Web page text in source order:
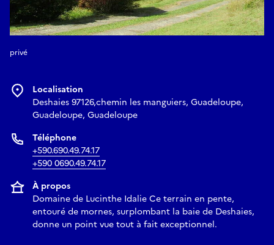
privé
Localisation
Deshaies 97126,chemin les manguiers, Guadeloupe,
Guadeloupe, Guadeloupe
Téléphone
+590.690.49.74.17
+590 0690.49.74.17
À propos
Domaine de Lucinthe Idalie Ce terrain en pente,
entouré de mornes, surplombant la baie de Deshaies,
donne un point vue tout à fait exceptionnel.